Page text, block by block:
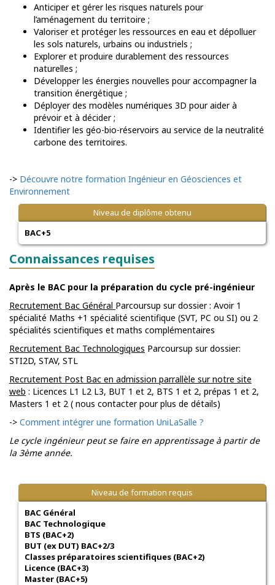
Anticiper et gérer les risques naturels pour
l’aménagement du territoire ;
Valoriser et protéger les ressources en eau et dépolluer
les sols naturels, urbains ou industriels ;
Explorer et produire durablement des ressources
naturelles ;
Développer les énergies nouvelles pour accompagner la
transition énergétique ;
Déployer des modèles numériques 3D pour aider à
prévoir et à décider ;
Identifier les géo-bio-réservoirs au service de la neutralité
carbone des territoires.
-> Découvre notre formation Ingénieur en Géosciences et
Environnement
Niveau de diplôme obtenu
BAC+5
Connaissances requises
Après le BAC pour la préparation du cycle pré-ingénieur
Recrutement Bac Général Parcoursup sur dossier : Avoir 1
spécialité Maths +1 spécialité scientifique (SVT, PC ou SI) ou 2
spécialités scientifiques et maths complémentaires
Recrutement Bac Technologiques Parcoursup sur dossier:
STI2D, STAV, STL
Recrutement Post Bac en admission parrallèle sur notre site
web : Licences L1 L2 L3, BUT 1 et 2, BTS 1 et 2, prépas 1 et 2,
Masters 1 et 2 ( nous contacter pour plus de détails)
-> Comment intégrer une formation UniLaSalle ?
Le cycle ingénieur peut se faire en apprentissage à partir de
la 3ème année.
Niveau de formation requis
BAC Général
BAC Technologique
BTS (BAC+2)
BUT (ex DUT) BAC+2/3
Classes préparatoires scientifiques (BAC+2)
Licence (BAC+3)
Master (BAC+5)